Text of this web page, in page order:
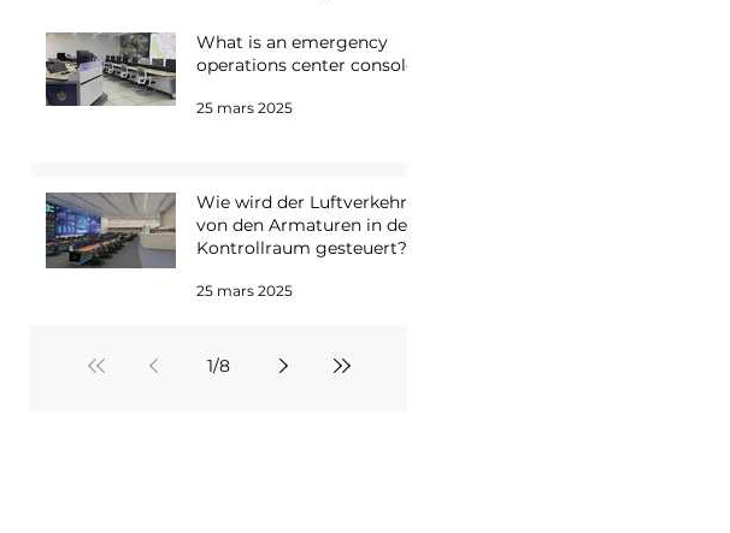
What is an emergency
operations center console?
25 mars 2025
Wie wird der Luftverkehr
von den Armaturen in der
Kontrollraum gesteuert?
25 mars 2025
1/8